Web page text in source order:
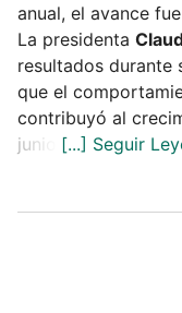
anual, el avance
La presidenta
resultados durante
que el
contribuyó al
junio.